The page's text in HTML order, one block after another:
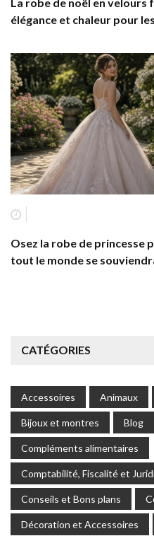
élégance et chaleur pour
Osez la robe de princesse
tout le monde se
CATÉGORIES
Accessoires Animaux
Bijoux et montres Blog
Compléments alimentaires
Comptabilité, Fiscalité et
Conseils et Bons plans
Décoration et Accessoires